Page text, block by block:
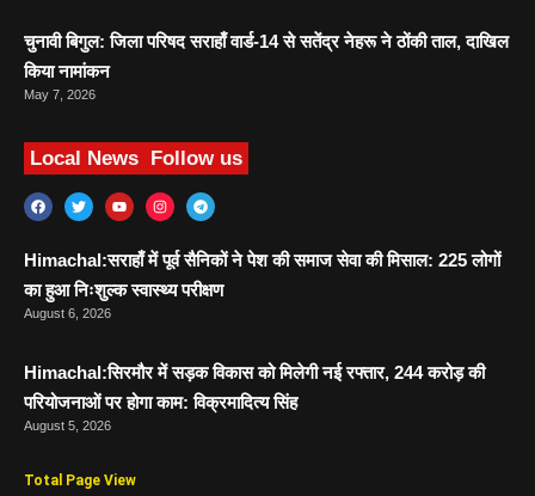
चुनावी बिगुल: जिला परिषद सराहाँ वार्ड-14 से सतेंद्र नेहरू ने ठोंकी ताल, दाखिल
किया नामांकन
May 7, 2026
Local News Follow us
Himachal:सराहाँ में पूर्व सैनिकों ने पेश की समाज सेवा की मिसाल: 225 लोगों
का हुआ निःशुल्क स्वास्थ्य परीक्षण
August 6, 2026
Himachal:सिरमौर में सड़क विकास को मिलेगी नई रफ्तार, 244 करोड़ की
परियोजनाओं पर होगा काम: विक्रमादित्य सिंह
August 5, 2026
Total Page View